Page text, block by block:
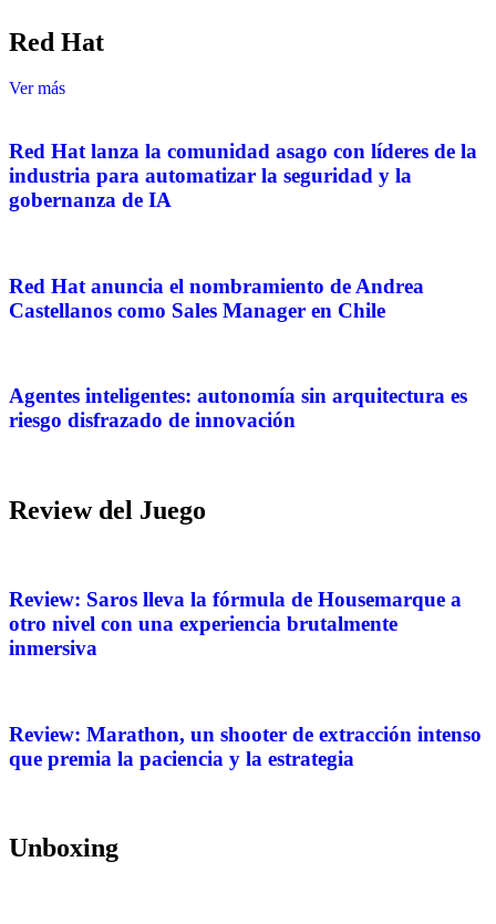
Red Hat
Ver más
Red Hat lanza la comunidad asago con líderes de la
industria para automatizar la seguridad y la
gobernanza de IA
Red Hat anuncia el nombramiento de Andrea
Castellanos como Sales Manager en Chile
Agentes inteligentes: autonomía sin arquitectura es
riesgo disfrazado de innovación
Review del Juego
Review: Saros lleva la fórmula de Housemarque a
otro nivel con una experiencia brutalmente
inmersiva
Review: Marathon, un shooter de extracción intenso
que premia la paciencia y la estrategia
Unboxing